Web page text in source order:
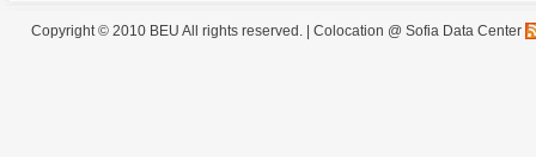
Copyright © 2010 BEU All rights reserved. | Colocation @ Sofia Data Center